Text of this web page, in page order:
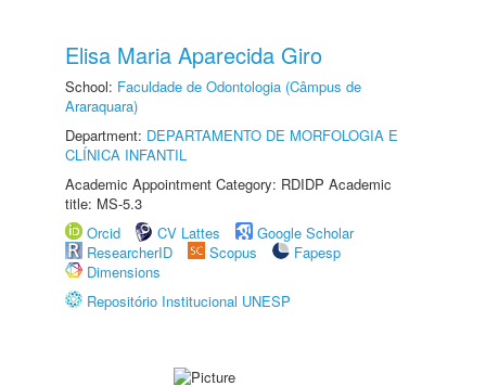
Elisa Maria Aparecida Giro
School: Faculdade de Odontologia (Câmpus de
Araraquara)
Department: DEPARTAMENTO DE MORFOLOGIA E
CLÍNICA INFANTIL
Academic Appointment Category: RDIDP Academic
title: MS-5.3
Orcid
CV Lattes
Google Scholar
ResearcherID
Scopus
Fapesp
Dimensions
Repositório Institucional UNESP